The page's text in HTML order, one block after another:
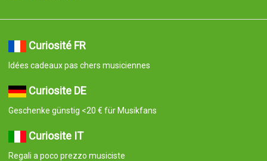
Curiosité FR
Idées cadeaux pas chers musiciennes
Curiosite DE
Geschenke günstig <20 € für Musikfans
Curiosite IT
Regali a poco prezzo musiciste